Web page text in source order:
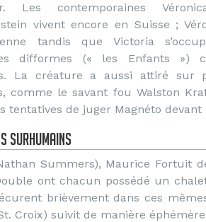
Les contemporaines
vivent encore en Suisse ;
tandis que Victoria
difformes (« les Enfants »)
La créature a aussi attiré sur
comme le savant fou Walston
tentatives de juger Magnéto
surhumains
Summers), Maurice Fortuit
ont chacun possédé un
brièvement dans ces
Croix) suivit de manière